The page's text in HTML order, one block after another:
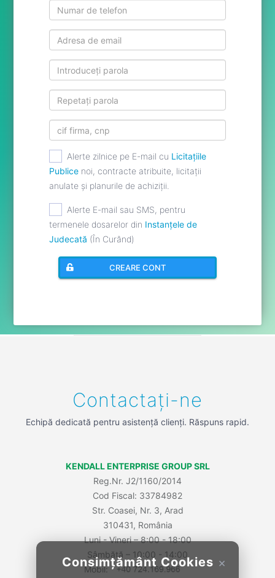
Alerte zilnice pe E-mail cu Licitațiile
Publice noi, contracte atribuite, licitații
anulate și planurile de achiziții.
Alerte E-mail sau SMS, pentru
termenele dosarelor din Instanțele de
Judecată (În Curând)
CREARE CONT
×
Consimțământ Cookies
Contactați-ne
Echipă dedicată pentru asistență clienți. Răspuns rapid.
KENDALL ENTERPRISE GROUP SRL
Reg.Nr. J2/1160/2014
Cod Fiscal: 33784982
Str. Coasei, Nr. 3, Arad
310431, România
Luni - Vineri – 8:00 - 18:00
Sâmbătă – 10:00 - 14:00
Mobil: